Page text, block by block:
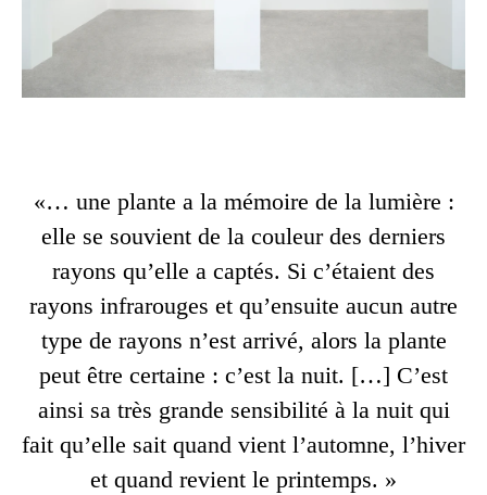
«… une plante a la mémoire de la lumière :
elle se souvient de la couleur des derniers
rayons qu’elle a captés. Si c’étaient des
rayons infrarouges et qu’ensuite aucun autre
type de rayons n’est arrivé, alors la plante
peut être certaine : c’est la nuit. […] C’est
ainsi sa très grande sensibilité à la nuit qui
fait qu’elle sait quand vient l’automne, l’hiver
et quand revient le printemps. »